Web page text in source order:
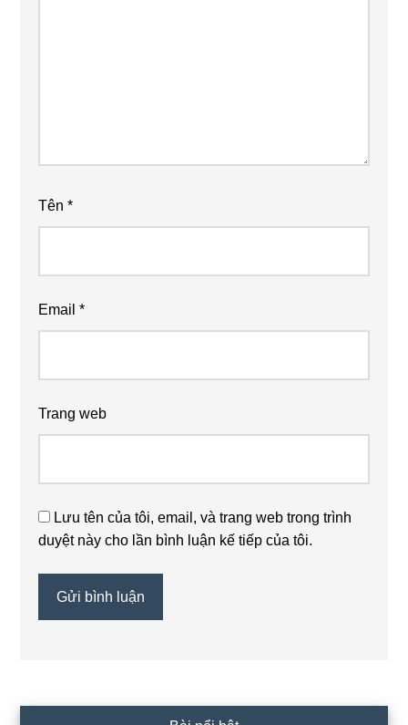
Tên*
Email*
Trang web
Lưu tên của tôi, email, và trang web trong trình
duyệt này cho lần bình luận kế tiếp của tôi.